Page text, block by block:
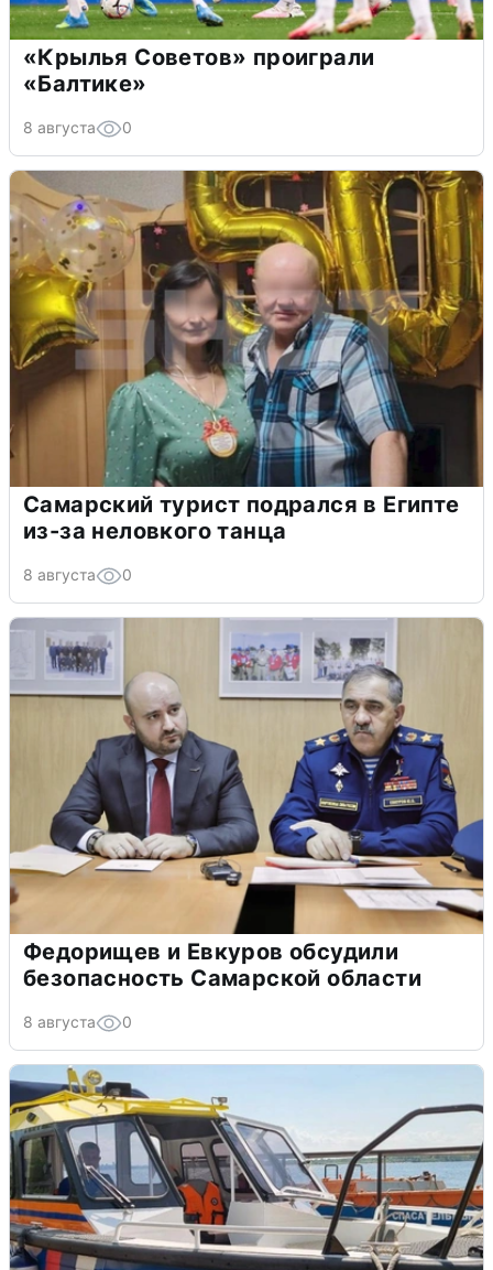
«Крылья Советов» проиграли
«Балтике»
8 августа 0
Самарский турист подрался в Египте
из-за неловкого танца
8 августа 0
Федорищев и Евкуров обсудили
безопасность Самарской области
8 августа 0